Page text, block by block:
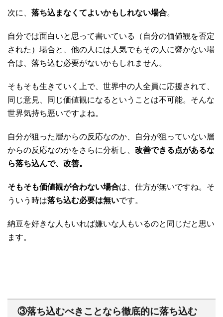
次に、 落ち込まなくてよいかもしれない場合。
自分では面白いと思って書いている（自分の価値観を否定
された）場合と、他の人には人気でもその人に響かない場
合は、落ち込む必要がないかもしれません。
そもそも生きていく上で、世界中の人全員に応援されて、
同じ意見、同じ価値観になるということは不可能。そんな
世界気持ち悪いですよね。
自分が狙った層からの反応なのか、自分が狙っていない層
からの反応なのかをさらに分析し、 改善できる点があるな
ら落ち込んで、改善。
そもそも価値観が合わない場合は、仕方が無いですね。そ
ういう時は落ち込む必要は無いです。
納豆を好きな人もいれば嫌いな人もいるのと同じだと思い
ます。
③落ち込むべきことなら徹底的に落ち込む